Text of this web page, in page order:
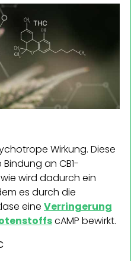
Wirkung. Diese
an CB1-
wird dadurch ein
es durch die
eine Verringerung
cAMP bewirkt.